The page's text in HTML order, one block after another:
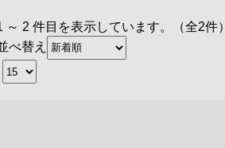
～ 2 件目を表示しています。（全2件）
べ替え